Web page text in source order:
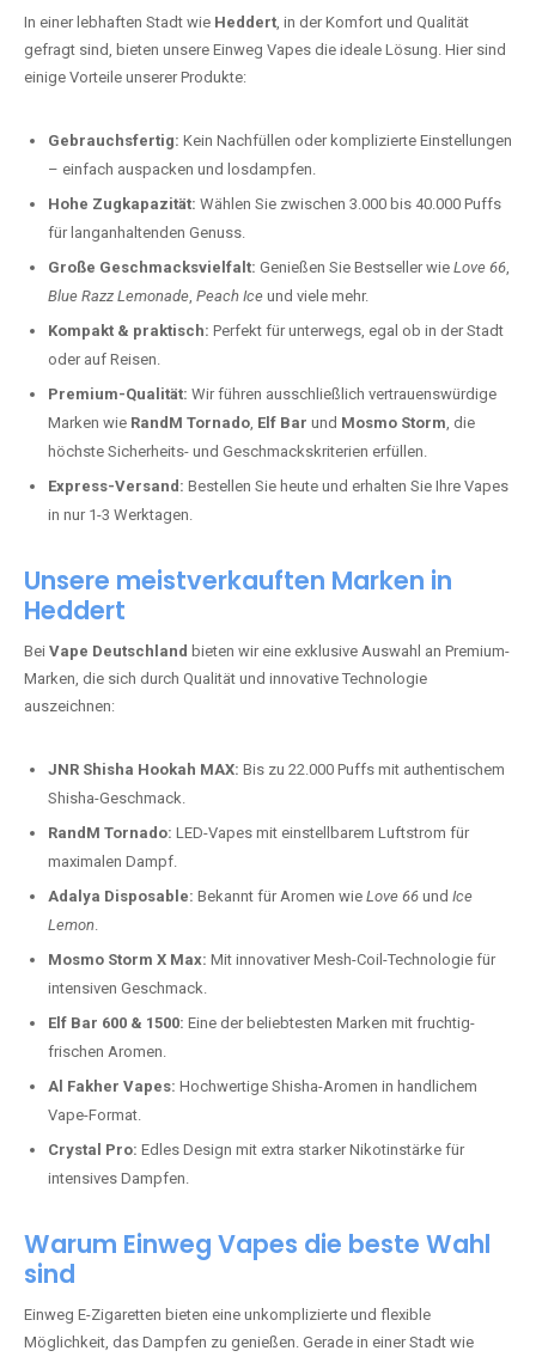
In einer lebhaften Stadt wie Heddert, in der Komfort und Qualität
gefragt sind, bieten unsere Einweg Vapes die ideale Lösung. Hier sind
einige Vorteile unserer Produkte:
Gebrauchsfertig: Kein Nachfüllen oder komplizierte Einstellungen
– einfach auspacken und losdampfen.
Hohe Zugkapazität: Wählen Sie zwischen 3.000 bis 40.000 Puffs
für langanhaltenden Genuss.
Große Geschmacksvielfalt: Genießen Sie Bestseller wie Love 66,
Blue Razz Lemonade, Peach Ice und viele mehr.
Kompakt & praktisch: Perfekt für unterwegs, egal ob in der Stadt
oder auf Reisen.
Premium-Qualität: Wir führen ausschließlich vertrauenswürdige
Marken wie RandM Tornado, Elf Bar und Mosmo Storm, die
höchste Sicherheits- und Geschmackskriterien erfüllen.
Express-Versand: Bestellen Sie heute und erhalten Sie Ihre Vapes
in nur 1-3 Werktagen.
Unsere meistverkauften Marken in
Heddert
Bei Vape Deutschland bieten wir eine exklusive Auswahl an Premium-
Marken, die sich durch Qualität und innovative Technologie
auszeichnen:
JNR Shisha Hookah MAX: Bis zu 22.000 Puffs mit authentischem
Shisha-Geschmack.
RandM Tornado: LED-Vapes mit einstellbarem Luftstrom für
maximalen Dampf.
Adalya Disposable: Bekannt für Aromen wie Love 66 und Ice
Lemon.
Mosmo Storm X Max: Mit innovativer Mesh-Coil-Technologie für
intensiven Geschmack.
Elf Bar 600 & 1500: Eine der beliebtesten Marken mit fruchtig-
frischen Aromen.
Al Fakher Vapes: Hochwertige Shisha-Aromen in handlichem
Vape-Format.
Crystal Pro: Edles Design mit extra starker Nikotinstärke für
intensives Dampfen.
Warum Einweg Vapes die beste Wahl
sind
Einweg E-Zigaretten bieten eine unkomplizierte und flexible
Möglichkeit, das Dampfen zu genießen. Gerade in einer Stadt wie